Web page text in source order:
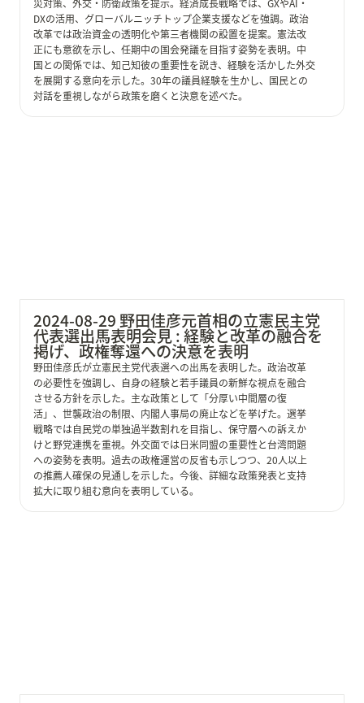
災対策、外交・防衛政策を提示。経済成長戦略では、GXやAI・
DXの活用、グローバルニッチトップ企業支援などを強調。政治
改革では政治資金の透明化や第三者機関の設置を提案。憲法改
正にも意欲を示し、任期中の国会発議を目指す姿勢を表明。中
国との関係では、知己知彼の重要性を説き、経験を活かした外交
を展開する意向を示した。30年の議員経験を生かし、国民との
対話を重視しながら政策を磨くと決意を述べた。
2024-08-29 野田佳彦元首相の立憲民主党
代表選出馬表明会見 : 経験と改革の融合を
掲げ、政権奪還への決意を表明
野田佳彦氏が立憲民主党代表選への出馬を表明した。政治改革
の必要性を強調し、自身の経験と若手議員の新鮮な視点を融合
させる方針を示した。主な政策として「分厚い中間層の復
活」、世襲政治の制限、内閣人事局の廃止などを挙げた。選挙
戦略では自民党の単独過半数割れを目指し、保守層への訴えか
けと野党連携を重視。外交面では日米同盟の重要性と台湾問題
への姿勢を表明。過去の政権運営の反省も示しつつ、20人以上
の推薦人確保の見通しを示した。今後、詳細な政策発表と支持
拡大に取り組む意向を表明している。